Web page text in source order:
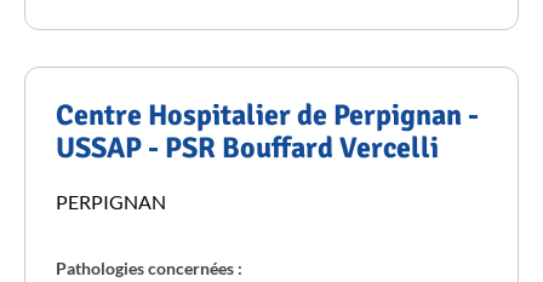
Centre Hospitalier de Perpignan -
USSAP - PSR Bouffard Vercelli
PERPIGNAN
Pathologies concernées :